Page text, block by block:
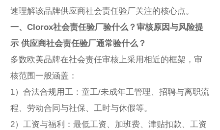
速理解该品牌供应商社会责任验厂关注的核心点。
一、Clorox社会责任验厂验什么？审核原因与风险提
示 供应商社会责任验厂通常验什么？
多数欧美品牌在社会责任审核上采用相近的框架，审
核范围一般涵盖：
1）合法合规用工：童工/未成年工管理、招聘与离职流
程、劳动合同与社保、工时与休假等。
2）工资与福利：最低工资、加班费、津贴扣款、工资